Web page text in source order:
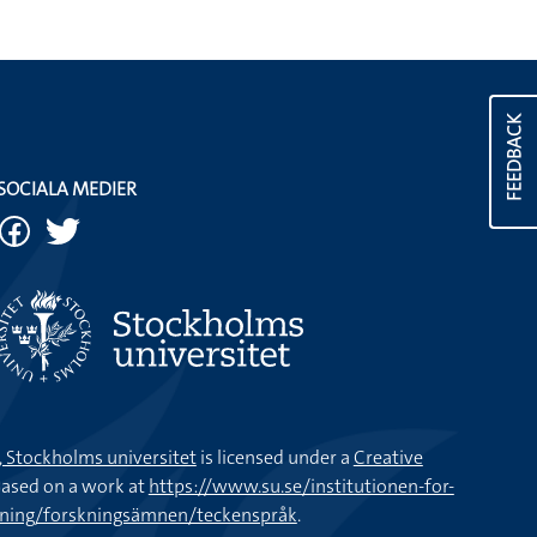
FEEDBACK
MEDIER
universitetis licensed under aCreative
on a work athttps://www.su.se/institutionen-for-
forskningsämnen/teckenspråk.